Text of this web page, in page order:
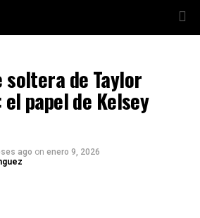
soltera de Taylor
papel de Kelsey
ago on enero 9, 2026